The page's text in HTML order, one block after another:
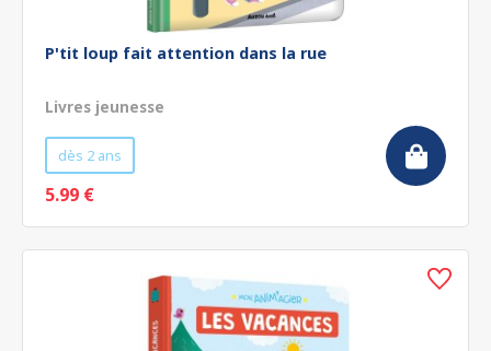
P'tit loup fait attention dans la rue
Livres jeunesse
dès 2 ans
5.99 €